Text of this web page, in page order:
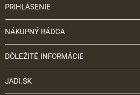
PRIHLÁSENIE
NÁKUPNÝ RÁDCA
DÔLEŽITÉ INFORMÁCIE
JADI.SK